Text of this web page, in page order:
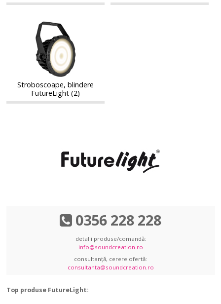
Stroboscoape,
FutureLight
Stroboscoape,
blindere
FutureLight
Stroboscoape, blindere
FutureLight (2)
0356 228 228
detalii produse/comandă:
info@soundcreation.ro
consultanță, cerere ofertă:
consultanta@soundcreation.ro
Top produse FutureLight: